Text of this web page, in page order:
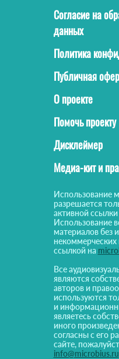
Согласие на
данных
Политика
Публичная
О проекте
Помочь проекту
Дисклеймер
Медиа-кит и
Использование
разрешается
активной
Использование
материалов без
некоммерческих
ссылкой на
Все
являются
авторов и
используются
и
являетесь
иного
согласны с его
сайте,
info@microbius.ru